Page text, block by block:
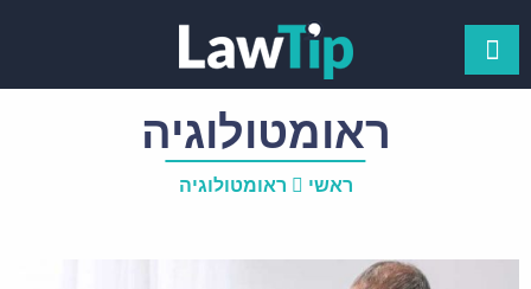
ראומטולוגיה
ראשי ראומטולוגיה